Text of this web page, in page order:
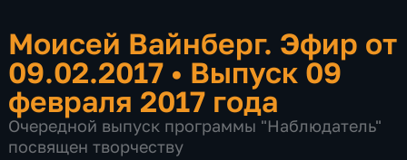
Моисей Вайнберг. Эфир от
09.02.2017 • Выпуск 09
февраля 2017 года
Очередной выпуск программы "Наблюдатель"
посвящен творчеству